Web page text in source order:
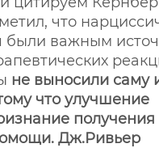
что
были важным
не выносили саму
что улучшение
получения
Дж.Ривьер